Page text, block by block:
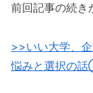
前回記事の続き
>>いい大学、
悩みと選択の